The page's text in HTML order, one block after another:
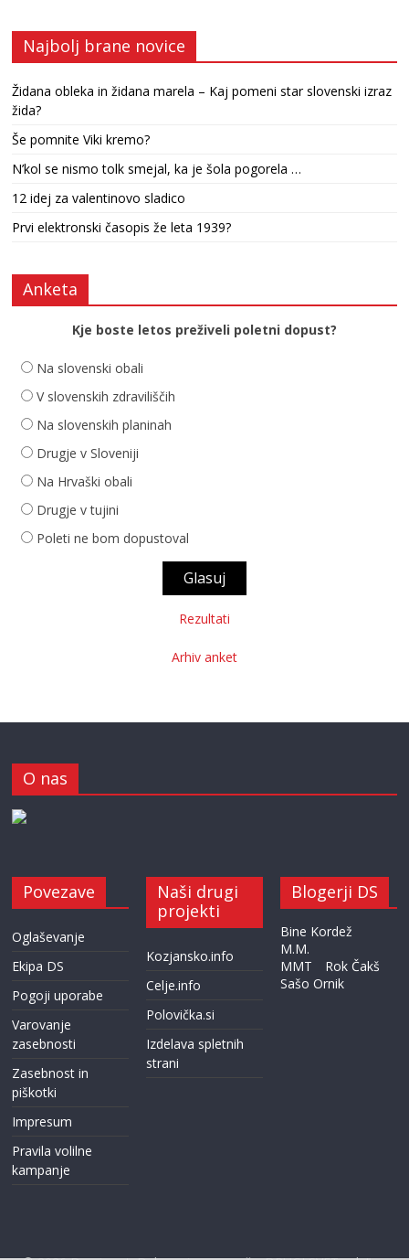
Najbolj brane novice
Židana obleka in židana marela – Kaj pomeni star slovenski izraz
žida?
Še pomnite Viki kremo?
N’kol se nismo tolk smejal, ka je šola pogorela …
12 idej za valentinovo sladico
Prvi elektronski časopis že leta 1939?
Anketa
Kje boste letos preživeli poletni dopust?
Na slovenski obali
V slovenskih zdraviliščih
Na slovenskih planinah
Drugje v Sloveniji
Na Hrvaški obali
Drugje v tujini
Poleti ne bom dopustoval
Rezultati
Arhiv anket
O nas
Povezave
Oglaševanje
Ekipa DS
Pogoji uporabe
Varovanje
zasebnosti
Zasebnost in
piškotki
Impresum
Pravila volilne
kampanje
Naši drugi
projekti
Kozjansko.info
Celje.info
Polovička.si
Izdelava spletnih
strani
Blogerji DS
Bine Kordež
M.M.
MMT
Rok Čakš
Sašo Ornik